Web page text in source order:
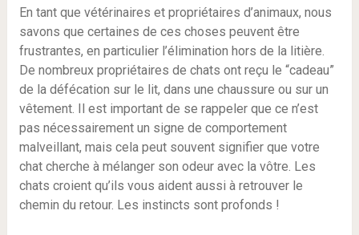
En tant que vétérinaires et propriétaires d’animaux, nous
savons que certaines de ces choses peuvent être
frustrantes, en particulier l’élimination hors de la litière.
De nombreux propriétaires de chats ont reçu le “cadeau”
de la défécation sur le lit, dans une chaussure ou sur un
vêtement. Il est important de se rappeler que ce n’est
pas nécessairement un signe de comportement
malveillant, mais cela peut souvent signifier que votre
chat cherche à mélanger son odeur avec la vôtre. Les
chats croient qu’ils vous aident aussi à retrouver le
chemin du retour. Les instincts sont profonds !